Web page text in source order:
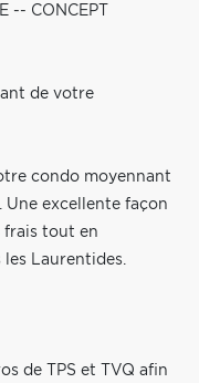
-- CONCEPT
de votre
condo moyennant
Une excellente façon
frais tout en
Laurentides.
de TPS et TVQ afin